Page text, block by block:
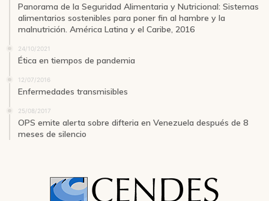
Panorama de la Seguridad Alimentaria y Nutricional: Sistemas
alimentarios sostenibles para poner fin al hambre y la
malnutrición. América Latina y el Caribe, 2016
24/10/2021
Ética en tiempos de pandemia
12/07/2016
Enfermedades transmisibles
25/08/2017
OPS emite alerta sobre difteria en Venezuela después de 8
meses de silencio